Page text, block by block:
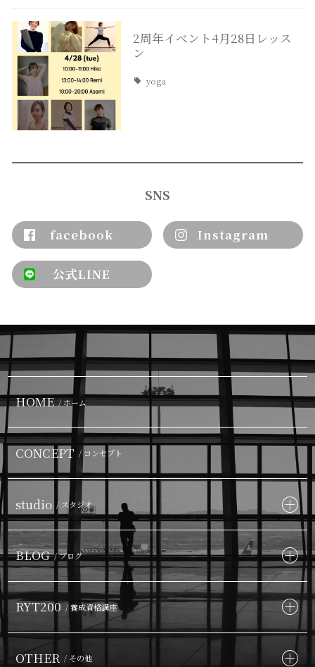
2周年イベント4月28日レッス
ン
yoga
SNS
facebook Instagram
公式LINE
HOME / ホーム
CONCEPT / コンセプト
studio / スタジオ
BLOG / ブログ
RYT200 / 養成資格講座
OTHER / その他